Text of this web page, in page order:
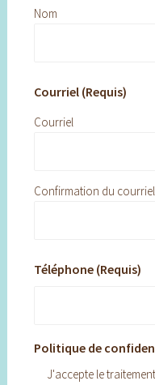
Nom
Courriel (Requis)
Courriel
Confirmation du courriel
Téléphone (Requis)
Politique de
J'accepte le